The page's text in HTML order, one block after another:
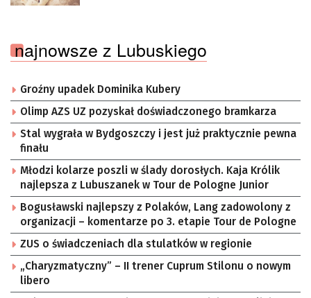
najnowsze z Lubuskiego
Groźny upadek Dominika Kubery
Olimp AZS UZ pozyskał doświadczonego bramkarza
Stal wygrała w Bydgoszczy i jest już praktycznie pewna
finału
Młodzi kolarze poszli w ślady dorosłych. Kaja Królik
najlepsza z Lubuszanek w Tour de Pologne Junior
Bogusławski najlepszy z Polaków, Lang zadowolony z
organizacji – komentarze po 3. etapie Tour de Pologne
ZUS o świadczeniach dla stulatków w regionie
„Charyzmatyczny” – II trener Cuprum Stilonu o nowym
libero